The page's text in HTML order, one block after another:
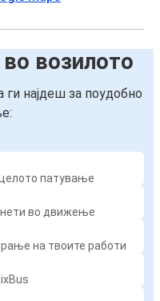
во возилото
најдеш за поудобно
патување
во движење
на твоите работи